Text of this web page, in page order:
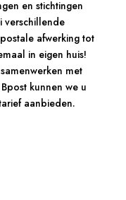
en stichtingen
verschillende
afwerking tot
in eigen huis!
met
kunnen we u
aanbieden.